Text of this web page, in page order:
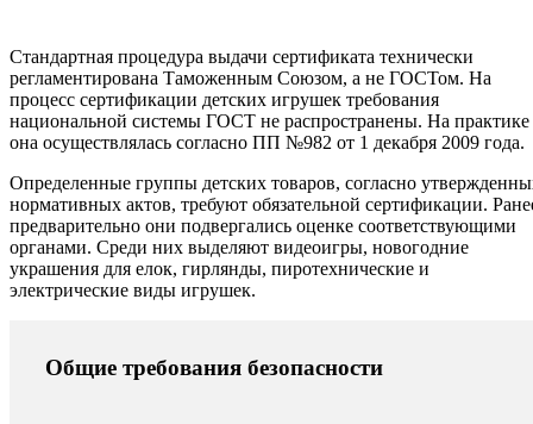
Стандартная процедура выдачи сертификата технически
регламентирована Таможенным Союзом, а не ГОСТом. На
процесс сертификации детских игрушек требования
национальной системы ГОСТ не распространены. На практике
она осуществлялась согласно ПП №982 от 1 декабря 2009 года.
Определенные группы детских товаров, согласно
нормативных актов, требуют обязательной сертификации.
предварительно они подвергались оценке соответствующими
органами. Среди них выделяют видеоигры, новогодние
украшения для елок, гирлянды, пиротехнические и
электрические виды игрушек.
Общие требования безопасности